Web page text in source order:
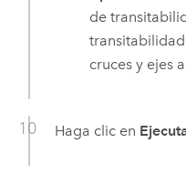
de
cruces y ejes
Haga clic en